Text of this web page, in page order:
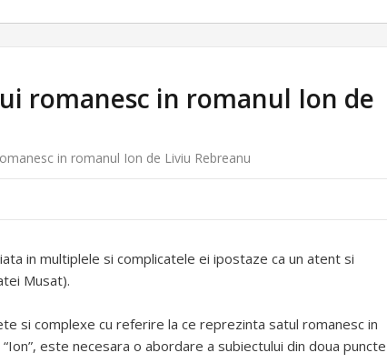
romanesc in romanul Ion de
in romanul Ion de Liviu Rebreanu
in multiplele si complicatele ei ipostaze ca un atent si
Musat).
si complexe cu referire la ce reprezinta satul romanesc in
este necesara o abordare a subiectului din doua puncte